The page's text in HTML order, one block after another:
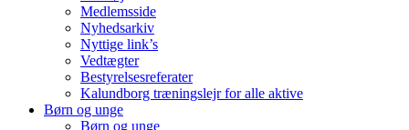
Medlemsside
Nyhedsarkiv
Nyttige link’s
Vedtægter
Bestyrelsesreferater
Kalundborg træningslejr for alle aktive
Børn og unge
Børn og unge